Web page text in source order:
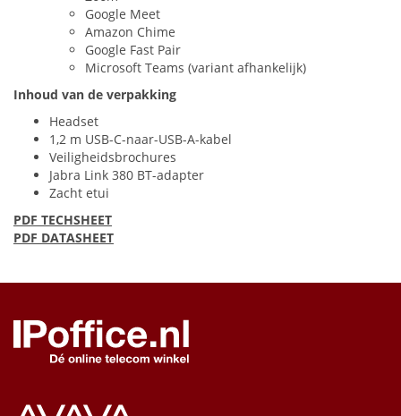
Google Meet
Amazon Chime
Google Fast Pair
Microsoft Teams (variant afhankelijk)
Inhoud van de verpakking
Headset
1,2 m USB-C-naar-USB-A-kabel
Veiligheidsbrochures
Jabra Link 380 BT-adapter
Zacht etui
PDF TECHSHEET
PDF DATASHEET